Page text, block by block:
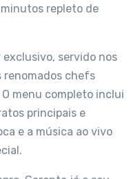
repleto de
servido nos
renomados chefs
menu completo inclui
principais e
e a música ao vivo